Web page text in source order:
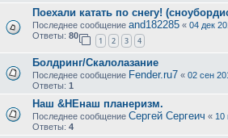
Поехали катать по снегу!
Последнее сообщение and182285 « 04 дек
Ответы: 80
1 2 3 4
Болдринг/Скалолазание
Последнее сообщение Fender.ru7 « 02 сен
Ответы: 1
Наш &НЕнаш планеризм.
Последнее сообщение Сергей Сергеич « 10
Ответы: 4